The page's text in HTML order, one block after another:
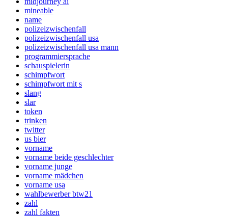
mineable
name
polizeizwischenfall
polizeizwischenfall usa
polizeizwischenfall usa mann
programmiersprache
schauspielerin
schimpfwort
schimpfwort mit s
slang
slar
token
trinken
twitter
us bier
vorname
vorname beide geschlechter
vorname junge
vorname mädchen
vorname usa
wahlbewerber btw21
zahl
zahl fakten